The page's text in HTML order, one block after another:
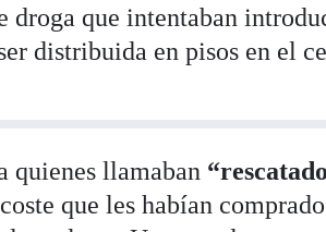
droga que intentaban
distribuida en pisos en el
quienes llamaban
que les habían